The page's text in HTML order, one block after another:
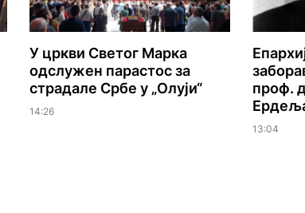
У цркви Светог Марка
одслужен парастос за
страдале Србе у „Олуји“
14:26
проф.
13:04